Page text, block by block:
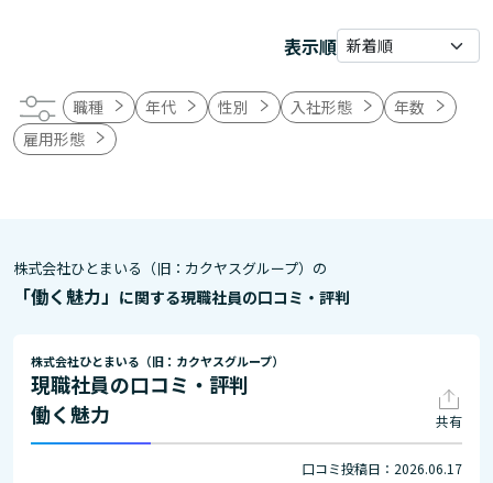
表示順
職種 年代 性別 入社形態
年数
雇用形態
株式会社ひとまいる（旧：カクヤスグループ）の
「働く魅力」 に関する現職社員の口コミ・評判
株式会社ひとまいる（旧：カクヤスグループ）
現職社員の口コミ・評判
働く魅力
共有
口コミ投稿日：2026.06.17